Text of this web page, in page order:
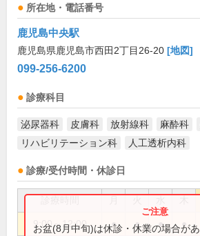
所在地・電話番号
鹿児島中央駅
鹿児島県鹿児島市西田2丁目26-20 [地図]
099-256-6200
診療科目
泌尿器科 皮膚科 放射線科 麻酔科
リハビリテーション科
人工透析内科
診療/受付時間・休診日
9:00～12:00 ● ● ● ●
お盆(8月中旬)は休診・休業の場合が